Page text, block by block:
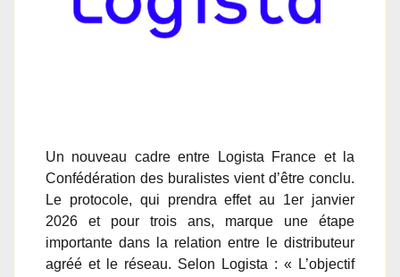
Un nouveau cadre entre Logista France et la
Confédération des buralistes vient d’être conclu.
Le protocole, qui prendra effet au 1er janvier
2026 et pour trois ans, marque une étape
importante dans la relation entre le distributeur
agréé et le réseau. Selon Logista : « L’objectif